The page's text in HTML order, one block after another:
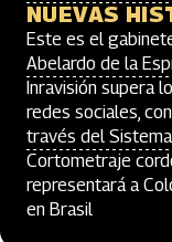
NUEVAS
Este es el
Abelardo de la
Inravisión supera
redes sociales,
través del
Cortometraje
representará a
en Brasil